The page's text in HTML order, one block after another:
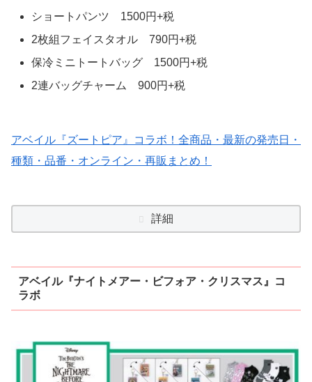
ショートパンツ 1500円+税
2枚組フェイスタオル 790円+税
保冷ミニトートバッグ 1500円+税
2連バッグチャーム 900円+税
アベイル『ズートピア』コラボ！全商品・最新の発売日・
種類・品番・オンライン・再販まとめ！
詳細
アベイル『ナイトメアー・ビフォア・クリスマス』コ
ラボ